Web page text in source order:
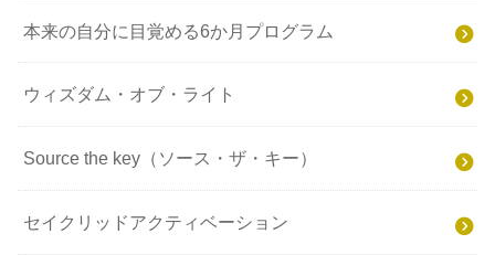
本来の自分に目覚める6か月プログラム
ウィズダム・オブ・ライト
Source the key（ソース・ザ・キー）
セイクリッドアクティベーション